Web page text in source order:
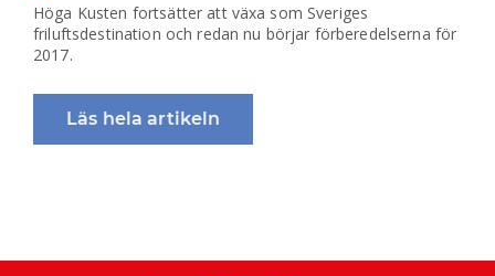
Höga Kusten fortsätter att växa som Sveriges
friluftsdestination och redan nu börjar förberedelserna för
2017.
Läs hela artikeln